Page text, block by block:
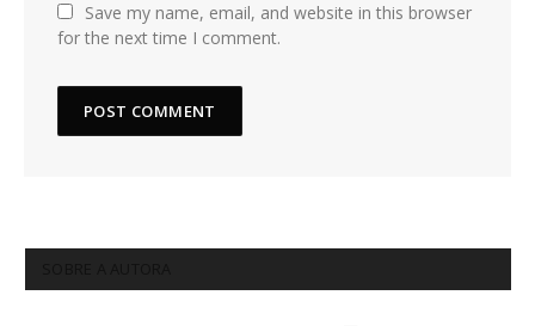
Save my name, email, and website in this browser
for the next time I comment.